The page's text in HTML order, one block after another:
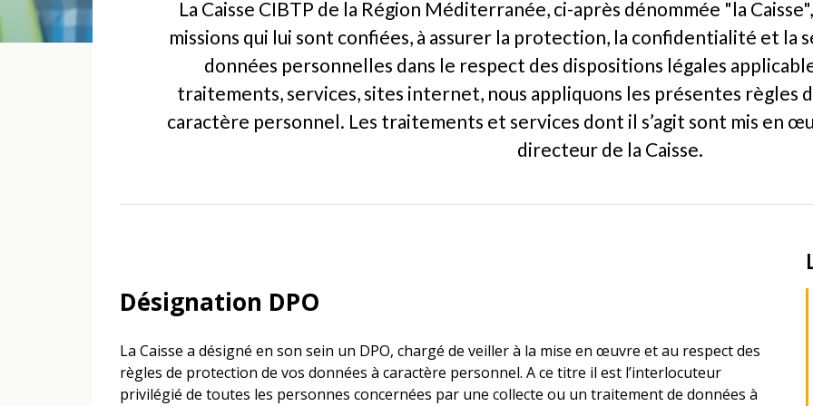
La Caisse CIBTP de la Région Méditerranée, ci-après dénommée "la
missions qui lui sont confiées, à assurer la protection, la confidentialité et la
données personnelles dans le respect des dispositions légales
traitements, services, sites internet, nous appliquons les présentes règles
caractère personnel. Les traitements et services dont il s’agit sont mis en
directeur de la Caisse.
Désignation DPO
La Caisse a désigné en son sein un DPO, chargé de veiller à la mise en œuvre et au respect des
règles de protection de vos données à caractère personnel. A ce titre il est l’interlocuteur
privilégié de toutes les personnes concernées par une collecte ou un traitement de données à